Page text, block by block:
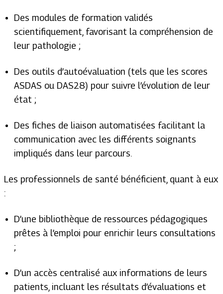
Des modules de formation validés
scientifiquement, favorisant la compréhension de
leur pathologie ;
Des outils d’autoévaluation (tels que les scores
ASDAS ou DAS28) pour suivre l’évolution de leur
état ;
Des fiches de liaison automatisées facilitant la
communication avec les différents soignants
impliqués dans leur parcours.
Les professionnels de santé bénéficient, quant à eux
:
D’une bibliothèque de ressources pédagogiques
prêtes à l’emploi pour enrichir leurs consultations
;
D’un accès centralisé aux informations de leurs
patients, incluant les résultats d’évaluations et